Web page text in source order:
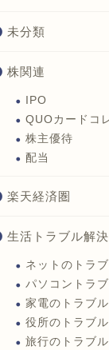
未分類
株関連
IPO
QUOカードコ
株主優待
配当
楽天経済圏
生活トラブル解決
ネットのトラ
パソコントラ
家電のトラブル
役所のトラブル
旅行のトラブル